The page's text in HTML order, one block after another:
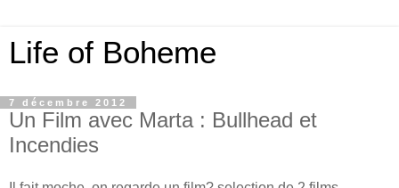
Life of Boheme
7 décembre 2012
Un Film avec Marta : Bullhead et
Incendies